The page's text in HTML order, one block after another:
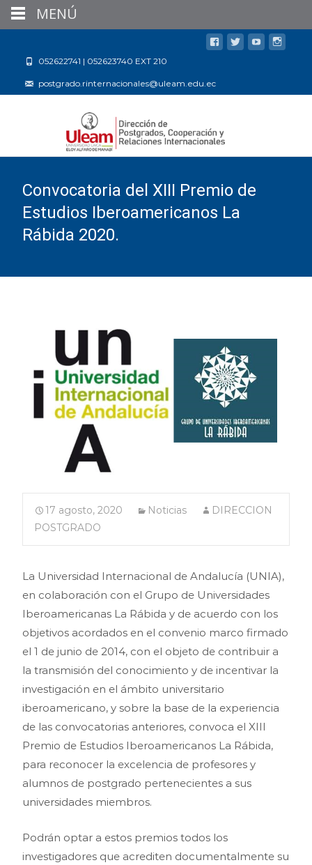
052622741 | 052623740 EXT 210
postgrado.rinternacionales@uleam.edu.ec
Convocatoria del XIII Premio de
Estudios Iberoamericanos La
Rábida 2020.
17 agosto, 2020 Noticias
DIRECCION
POSTGRADO
La Universidad Internacional de Andalucía (UNIA),
en colaboración con el Grupo de Universidades
Iberoamericanas La Rábida y de acuerdo con los
objetivos acordados en el convenio marco firmado
el 1 de junio de 2014, con el objeto de contribuir a
la transmisión del conocimiento y de incentivar la
investigación en el ámbito universitario
iberoamericano, y sobre la base de la experiencia
de las convocatorias anteriores, convoca el XIII
Premio de Estudios Iberoamericanos La Rábida,
para reconocer la excelencia de profesores y
alumnos de postgrado pertenecientes a sus
universidades miembros.
Podrán optar a estos premios todos los
investigadores que acrediten documentalmente su
MENÚ